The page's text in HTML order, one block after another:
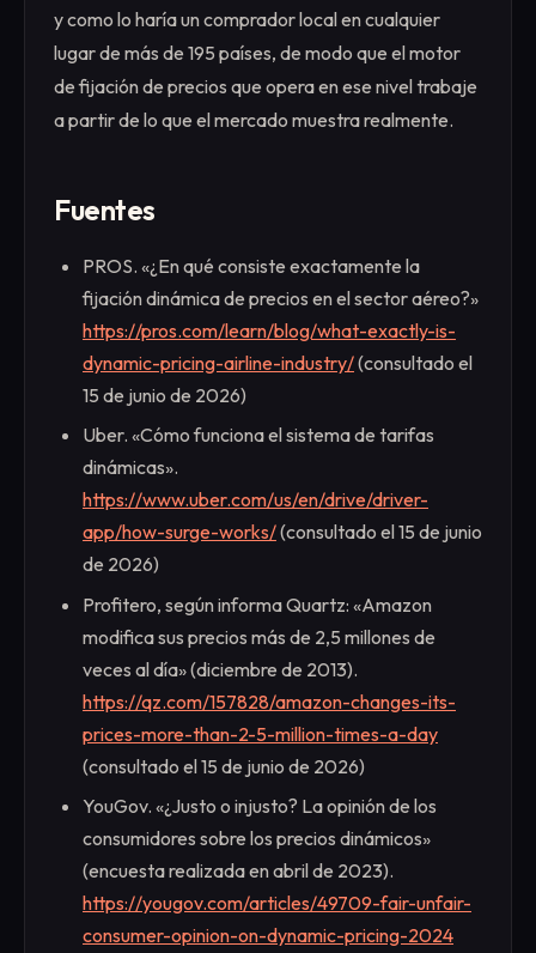
y como lo haría un comprador local en cualquier
lugar de más de 195 países, de modo que el motor
de fijación de precios que opera en ese nivel trabaje
a partir de lo que el mercado muestra realmente.
Fuentes
PROS. «¿En qué consiste exactamente la
fijación dinámica de precios en el sector aéreo?»
https://pros.com/learn/blog/what-exactly-is-
dynamic-pricing-airline-industry/(consultado el
15 de junio de 2026)
Uber. «Cómo funciona el sistema de tarifas
dinámicas».
https://www.uber.com/us/en/drive/driver-
app/how-surge-works/(consultado el 15 de junio
de 2026)
Profitero, según informa Quartz: «Amazon
modifica sus precios más de 2,5 millones de
veces al día» (diciembre de 2013).
https://qz.com/157828/amazon-changes-its-
prices-more-than-2-5-million-times-a-day
(consultado el 15 de junio de 2026)
YouGov. «¿Justo o injusto? La opinión de los
consumidores sobre los precios dinámicos»
(encuesta realizada en abril de 2023).
https://yougov.com/articles/49709-fair-unfair-
consumer-opinion-on-dynamic-pricing-2024